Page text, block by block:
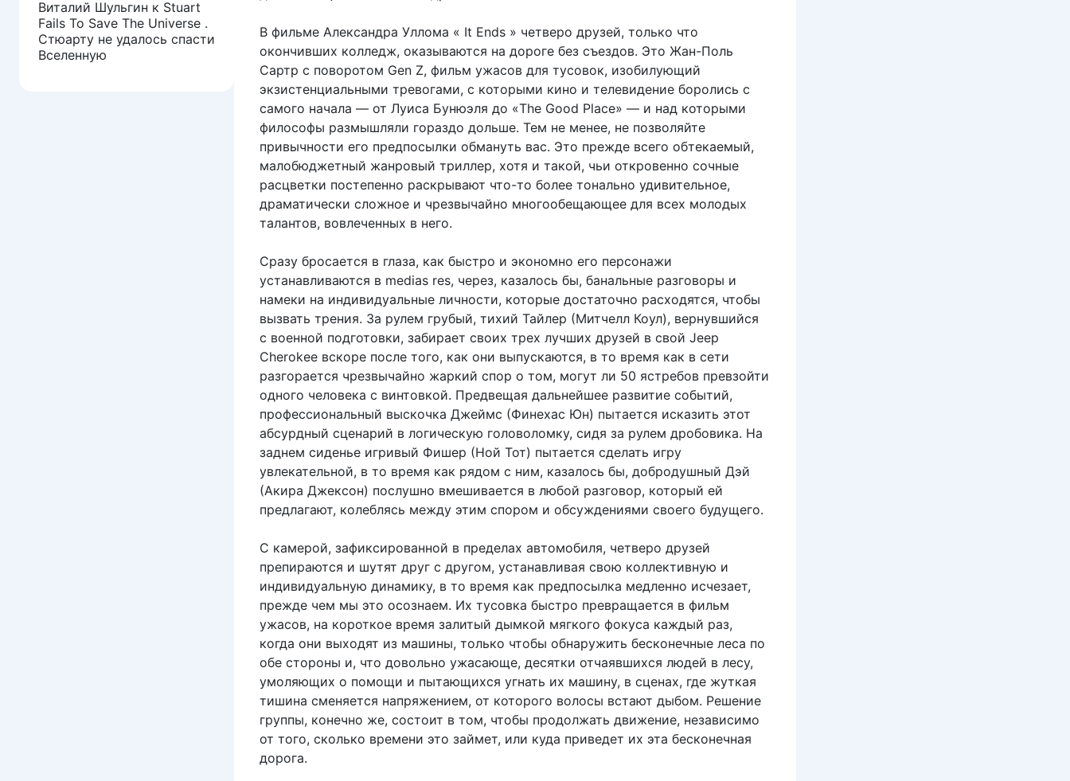
В фильме Александра Уллома « It Ends » четверо друзей, только что
окончивших колледж, оказываются на дороге без съездов. Это Жан-Поль
Сартр с поворотом Gen Z, фильм ужасов для тусовок, изобилующий
экзистенциальными тревогами, с которыми кино и телевидение боролись с
самого начала — от Луиса Бунюэля до «The Good Place» — и над которыми
философы размышляли гораздо дольше. Тем не менее, не позволяйте
привычности его предпосылки обмануть вас. Это прежде всего обтекаемый,
малобюджетный жанровый триллер, хотя и такой, чьи откровенно сочные
расцветки постепенно раскрывают что-то более тонально удивительное,
драматически сложное и чрезвычайно многообещающее для всех молодых
талантов, вовлеченных в него.
Сразу бросается в глаза, как быстро и экономно его персонажи
устанавливаются в medias res, через, казалось бы, банальные разговоры и
намеки на индивидуальные личности, которые достаточно расходятся, чтобы
вызвать трения. За рулем грубый, тихий Тайлер (Митчелл Коул), вернувшийся
с военной подготовки, забирает своих трех лучших друзей в свой Jeep
Cherokee вскоре после того, как они выпускаются, в то время как в сети
разгорается чрезвычайно жаркий спор о том, могут ли 50 ястребов превзойти
одного человека с винтовкой. Предвещая дальнейшее развитие событий,
профессиональный выскочка Джеймс (Финехас Юн) пытается исказить этот
абсурдный сценарий в логическую головоломку, сидя за рулем дробовика. На
заднем сиденье игривый Фишер (Ной Тот) пытается сделать игру
увлекательной, в то время как рядом с ним, казалось бы, добродушный Дэй
(Акира Джексон) послушно вмешивается в любой разговор, который ей
предлагают, колеблясь между этим спором и обсуждениями своего будущего.
С камерой, зафиксированной в пределах автомобиля, четверо друзей
препираются и шутят друг с другом, устанавливая свою коллективную и
индивидуальную динамику, в то время как предпосылка медленно исчезает,
прежде чем мы это осознаем. Их тусовка быстро превращается в фильм
ужасов, на короткое время залитый дымкой мягкого фокуса каждый раз,
когда они выходят из машины, только чтобы обнаружить бесконечные леса по
обе стороны и, что довольно ужасающе, десятки отчаявшихся людей в лесу,
умоляющих о помощи и пытающихся угнать их машину, в сценах, где жуткая
тишина сменяется напряжением, от которого волосы встают дыбом. Решение
группы, конечно же, состоит в том, чтобы продолжать движение, независимо
от того, сколько времени это займет, или куда приведет их эта бесконечная
дорога.
Виталий Шульгин к Stuart
Fails To Save The Universe .
Стюарту не удалось спасти
Вселенную